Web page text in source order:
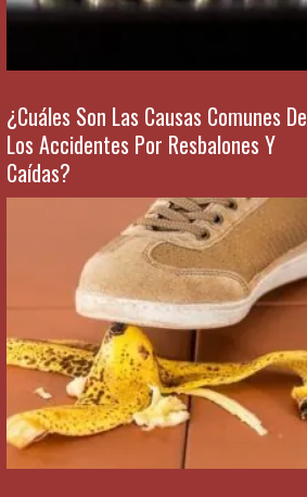
¿Cuáles Son Las Causas Comunes De
Los Accidentes Por Resbalones Y
Caídas?